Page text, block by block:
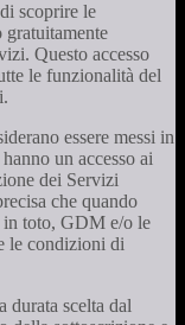
scoprire le
Questo accesso
le funzionalità del
essere messi in
un accesso ai
dei Servizi
che quando
in toto, GDM e/o le
le condizioni di
durata scelta dal